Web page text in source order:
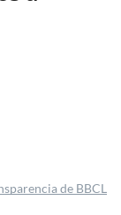
de BBCL